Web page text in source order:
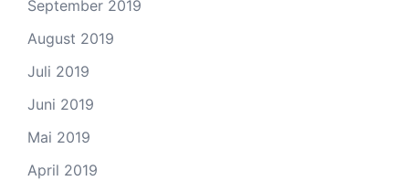
September 2019
August 2019
Juli 2019
Juni 2019
Mai 2019
April 2019